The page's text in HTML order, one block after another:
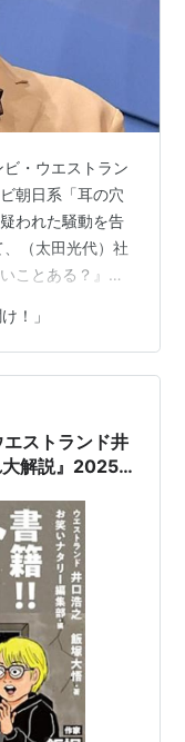
・ウエストラン
朝日系「耳の穴
われた騒動を告
（太田光代）社
ことある？』っ
、人間ドック行
けたと明かし
話かかって来て
値が出ちゃいま
ら慌てて連絡が
リ優勝後直後…
！」
エストランド井
解説』2025年